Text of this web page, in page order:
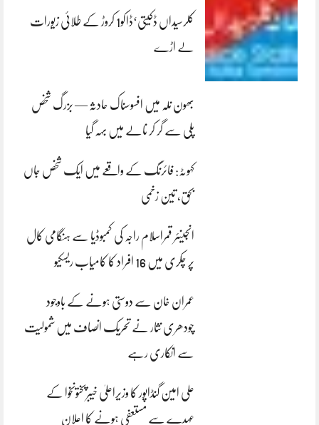
کلرسیداں ڈکیتی‘ڈاکو1 کروڑ کے طلائی زیورات
لے اڑے
بھون نلہ میں افسوسناک حادثہ — بزرگ شخص
پلی سے گر کر نالے میں بہہ گیا
کہوٹہ: فائرنگ کے واقعے میں ایک شخص جاں
بحق، تین زخمی
انجینئر قمراسلام راجہ کی کمبوڈیا سے ہنگامی کال
پر چکری میں 16 افراد کا کامیاب ریسکیو
عمران خان سے دوستی ہونے کے باوجود
چودھری نثار نے تحریک انصاف میں شمولیت
سے انکاری رہے
علی امین گنڈاپور کا وزیراعلیٰ خیبرپختونخوا کے
عہدے سے مستعفی ہونے کا اعلان